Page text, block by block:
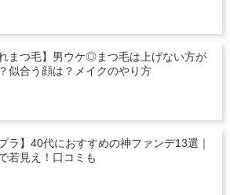
れまつ毛】男ウケ◎まつ毛は上げない方が
似合う顔は？メイクのやり方
プラ】40代におすすめの神ファンデ13選｜
若見え！口コミも